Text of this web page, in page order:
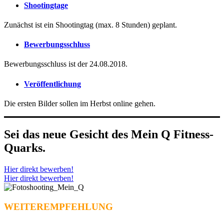
Shootingtage
Zunächst ist ein Shootingtag (max. 8 Stunden) geplant.
Bewerbungsschluss
Bewerbungsschluss ist der 24.08.2018.
Veröffentlichung
Die ersten Bilder sollen im Herbst online gehen.
Sei das neue Gesicht des Mein Q Fitness-
Quarks.
Hier direkt bewerben!
Hier direkt bewerben!
WEITEREMPFEHLUNG